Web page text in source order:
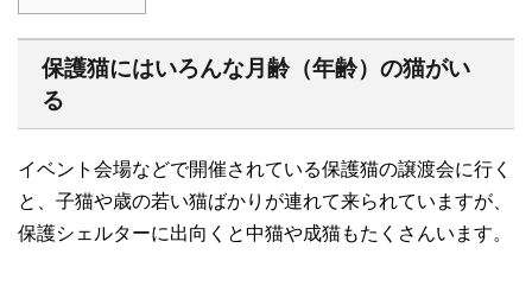
保護猫にはいろんな月齢（年齢）の猫がい
る
イベント会場などで開催されている保護猫の譲渡会に行く
と、子猫や歳の若い猫ばかりが連れて来られていますが、
保護シェルターに出向くと中猫や成猫もたくさんいます。